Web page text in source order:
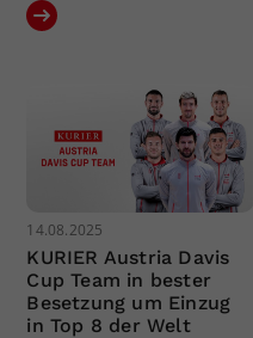
14.08.2025
KURIER Austria Davis
Cup Team in bester
Besetzung um Einzug
in Top 8 der Welt